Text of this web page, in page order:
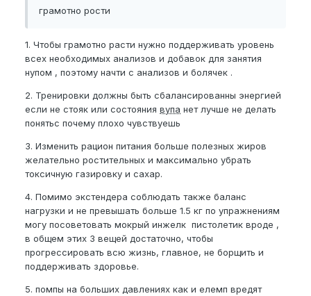
грамотно рости
1. Чтобы грамотно расти нужно поддерживать уровень
всех необходимых анализов и добавок для занятия
нупом , поэтому начти с анализов и болячек .
2. Тренировки должны быть сбалансированны энергией
если не стояк или состояния вупа нет лучше не делать
понятьс почему плохо чувствуешь
3. Изменить рацион питания больше полезных жиров
желательно ростительных и максимально убрать
токсичную газировку и сахар.
4. Помимо экстендера соблюдать также баланс
нагрузки и не превышать больше 1.5 кг по упражнениям
могу посоветовать мокрый инжелк пистолетик вроде ,
в общем этих 3 вещей достаточно, чтобы
прогрессировать всю жизнь, главное, не борщить и
поддерживать здоровье.
5. помпы на больших давлениях как и елемп вредят